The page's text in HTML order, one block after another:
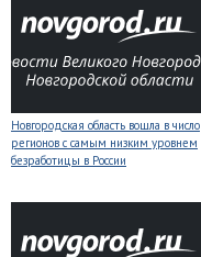
Новгородская область вошла в число
регионов с самым низким уровнем
безработицы в России